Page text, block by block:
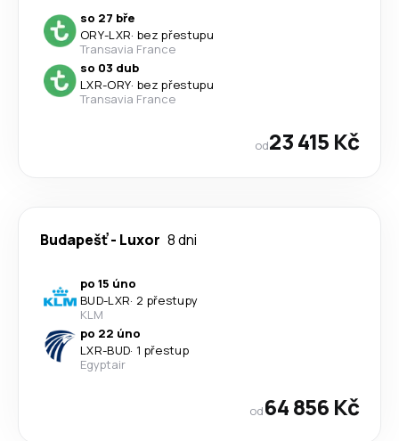
so 27 bře
ORY-LXR· bez přestupu
Transavia France
so 03 dub
LXR-ORY· bez přestupu
Transavia France
od23 415 Kč
Budapešť- Luxor 8 dni
po 15 úno
BUD-LXR· 2 přestupy
KLM
po 22 úno
LXR-BUD· 1 přestup
Egyptair
od64 856 Kč